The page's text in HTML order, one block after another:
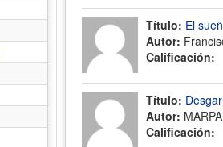
Título: El
Autor:
Calificación:
Título:
Autor:
Calificación: